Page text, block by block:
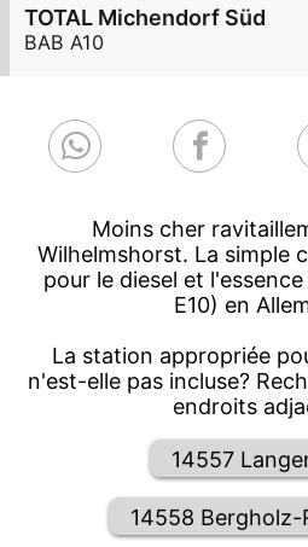
TOTAL Michendorf Süd
BAB A10
Moins cher
Wilhelmshorst. La simple
pour le diesel et
E10) en
La station appropriée
n'est-elle pas incluse?
endroits
14557
14558 Bergholz-